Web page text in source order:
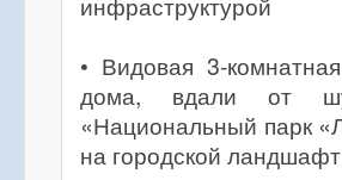
• Видовая 3-
дома, вдали от
«Национальный парк
на городской